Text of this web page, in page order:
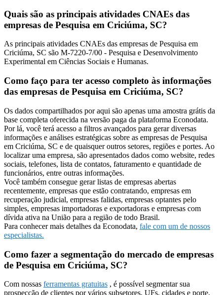
Quais são as principais atividades CNAEs das
empresas de Pesquisa em Criciúma, SC?
As principais atividades CNAEs das empresas de Pesquisa em
Criciúma, SC são M-7220-7/00 - Pesquisa e Desenvolvimento
Experimental em Ciências Sociais e Humanas.
Como faço para ter acesso completo às informações
das empresas de Pesquisa em Criciúma, SC?
Os dados compartilhados por aqui são apenas uma amostra grátis da
base completa oferecida na versão paga da plataforma Econodata.
Por lá, você terá acesso a filtros avançados para gerar diversas
informações e análises estratégicas sobre as empresas de Pesquisa
em Criciúma, SC e de quaisquer outros setores, regiões e portes. Ao
localizar uma empresa, são apresentados dados como website, redes
sociais, telefones, lista de contatos, faturamento e quantidade de
funcionários, entre outras informações.
Você também consegue gerar listas de empresas abertas
recentemente, empresas que estão contratando, empresas em
recuperação judicial, empresas falidas, empresas optantes pelo
simples, empresas importadoras e exportadoras e empresas com
dívida ativa na União para a região de todo Brasil.
Para conhecer mais detalhes da Econodata, fale com um de nossos
especialistas.
Como fazer a segmentação do mercado de empresas
de Pesquisa em Criciúma, SC?
Com nossas ferramentas gratuitas , é possível segmentar sua
prospecção de clientes por vários subsetores, UFs, cidades e porte.